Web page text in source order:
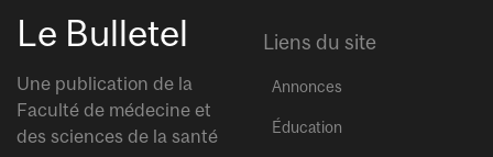
Le Bulletel
Une publication de la
Faculté de médecine et
des sciences de la santé
Liens du site
Annonces
Éducation